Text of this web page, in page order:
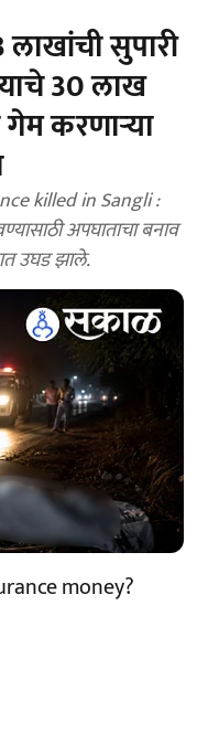
सुपारी
30 लाख
गेम करणाऱ्या
killed in Sangli :
अपघाताचा बनाव
उघड झाले.
money?